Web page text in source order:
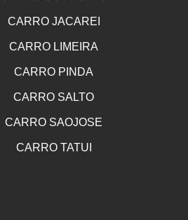
CARRO JACAREI
CARRO LIMEIRA
CARRO PINDA
CARRO SALTO
CARRO SAOJOSE
CARRO TATUI